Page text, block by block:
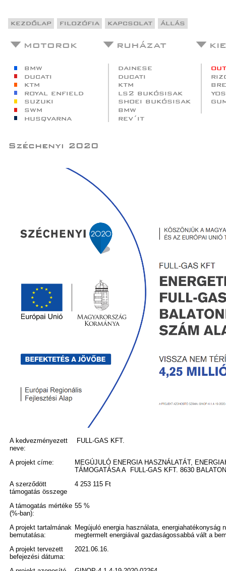
kezdőlap filozófia kapcsolat állás
motorok ruházat
bmw
ducati
ktm
royal enfield
suzuki
swm
husqvarna
dainese
ducati
ktm
ls2 bukósisak
shoei bukósisak
bmw
rev´it
Széchenyi 2020
A kedvezményezett
neve:
FULL-GAS KFT.
A projekt címe:
MEGÚJULÓ ENERGIA HASZNÁLATÁT,
TÁMOGATÁSA A FULL-GAS KFT. 8630
A szerződött
támogatás összege
4 253 115 Ft
A támogatás mértéke
(%-ban):
55 %
A projekt tartalmának
bemutatása:
Megújuló energia használata,
megtermelt energiával gazdaságossabbá vált a
A projekt tervezett
befejezési dátuma:
2021.06.16.